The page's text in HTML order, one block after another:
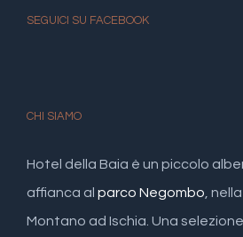
SEGUICI SU FACEBOOK
CHI SIAMO
Hotel della Baia è un piccolo
affianca al parco Negombo,
Montano ad Ischia. Una